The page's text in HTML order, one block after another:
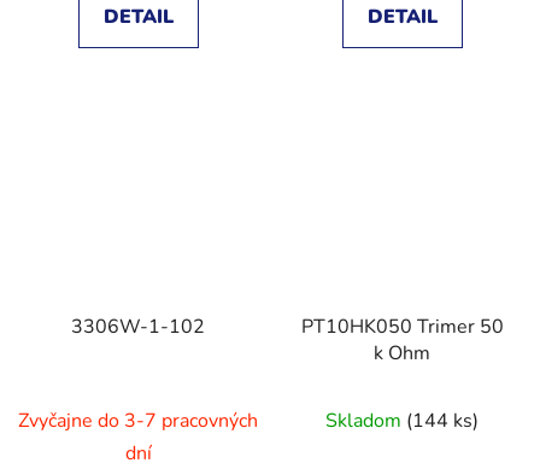
DETAIL DETAIL
3306W-1-102
Zvyčajne do 3-7 pracovných
dní
PT10HK050 Trimer 50
k Ohm
Skladom (144 ks)